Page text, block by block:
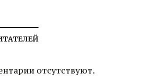
отсутствуют.